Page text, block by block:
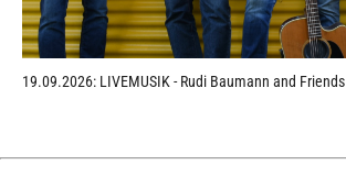
19.09.2026: LIVEMUSIK - Rudi Baumann and Friends